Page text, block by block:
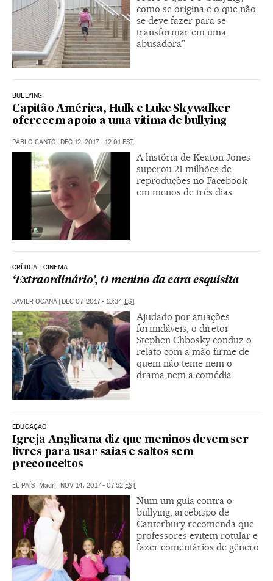
como se origina e o que não
se deve fazer para se
transformar em uma
abusadora”
BULLYING
Capitão América, Hulk e Luke Skywalker
oferecem apoio a uma vítima de bullying
PABLO CANTÓ | DEC 12, 2017 - 12:01EST
A história de Keaton Jones
superou 21 milhões de
reproduções no Facebook
em menos de três dias
CRÍTICA | CINEMA
‘Extraordinário’, O menino da cara esquisita
JAVIER OCAÑA | DEC 07, 2017 - 13:34 EST
Ajudado por atuações
formidáveis, o diretor
Stephen Chbosky conduz o
relato com a mão firme de
quem não teme nem o
drama nem a comédia
EDUCAÇÃO
Igreja Anglicana diz que meninos devem ser
livres para usar saias e saltos sem
preconceitos
EL PAÍS | Madri | NOV 14, 2017 - 07:52 EST
Num um guia contra o
bullying, arcebispo de
Canterbury recomenda que
professores evitem rotular e
fazer comentários de gênero